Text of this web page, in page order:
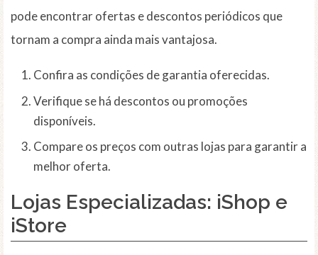
pode encontrar ofertas e descontos periódicos que
tornam a compra ainda mais vantajosa.
Confira as condições de garantia oferecidas.
Verifique se há descontos ou promoções
disponíveis.
Compare os preços com outras lojas para garantir a
melhor oferta.
Lojas Especializadas: iShop e
iStore